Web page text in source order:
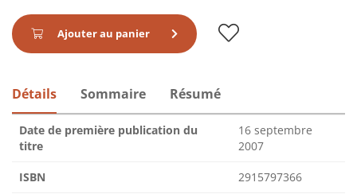
Ajouter au panier
Détails Sommaire Résumé
Date de première publication du
titre
16 septembre
2007
ISBN 2915797366